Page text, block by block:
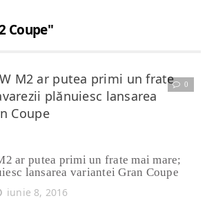
Coupe"
0
Citește articolul complet
ar putea primi un frate mai mare;
lansarea variantei Gran Coupe
iunie 8, 2016